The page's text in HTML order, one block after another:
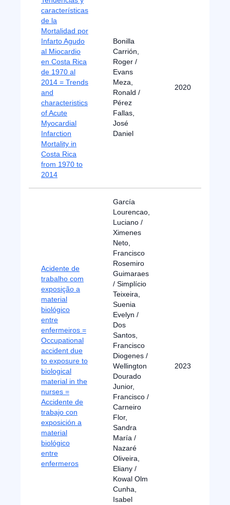
características
de la
Mortalidad por
Infarto Agudo
al Miocardio
en Costa Rica
de 1970 al
2014 = Trends
and
characteristics
of Acute
Myocardial
Infarction
Mortality in
Costa Rica
from 1970 to
2014
Bonilla
Carrión,
Roger /
Evans
Meza,
Ronald /
Pérez
Fallas,
José
Daniel
2020
Acidente de
trabalho com
exposição a
material
biológico
entre
enfermeiros =
Occupational
accident due
to exposure to
biological
material in the
nurses =
Accidente de
trabajo con
exposición a
material
biológico
entre
enfermeros
García
Lourencao,
Luciano /
Ximenes
Neto,
Francisco
Rosemiro
Guimaraes
/ Simplício
Teixeira,
Suenia
Evelyn /
Dos
Santos,
Francisco
Diogenes /
Wellington
Dourado
Junior,
Francisco /
Carneiro
Flor,
Sandra
María /
Nazaré
Oliveira,
Eliany /
Kowal Olm
Cunha,
Isabel
2023